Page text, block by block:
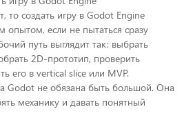
то создать игру в Godot Engine
если не пытаться сразу
путь выглядит так: выбрать
2D-прототип, проверить
его в vertical slice или MVP.
Godot не обязана быть большой. Она
механику и давать понятный